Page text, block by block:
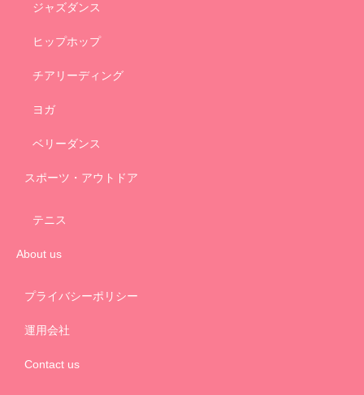
ジャズダンス
ヒップホップ
チアリーディング
ヨガ
ベリーダンス
スポーツ・アウトドア
テニス
About us
プライバシーポリシー
運用会社
Contact us